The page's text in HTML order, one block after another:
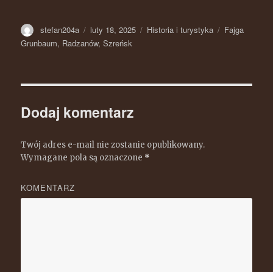
Autor
stefan204a Opublikowano
luty 18, 2025 Kategorie
Historia i turystyka Tagi
Fajga
Grunbaum, Radzanów,Szreńsk
Dodaj komentarz
Twój adres e-mail nie zostanie opublikowany.
Wymagane pola są oznaczone *
KOMENTARZ